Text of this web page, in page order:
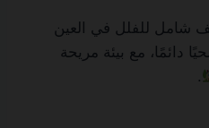
شامل للفلل في العين
دائمًا، مع بيئة مريحة
.